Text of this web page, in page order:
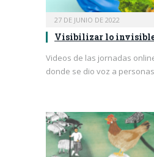
27 DE JUNIO DE 2022
Visibilizar lo
Videos de las jornadas
donde se dio voz a